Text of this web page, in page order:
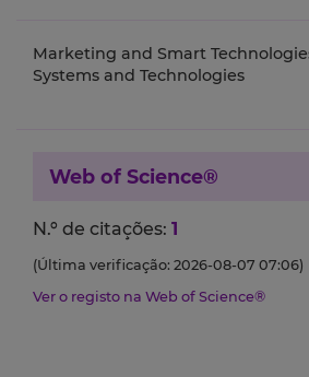
Marketing and Smart
Systems and Technologies
Web of Science®
N.º de citações: 1
(Última verificação: 2026-08-07 07:06)
Ver o registo na Web of Science®